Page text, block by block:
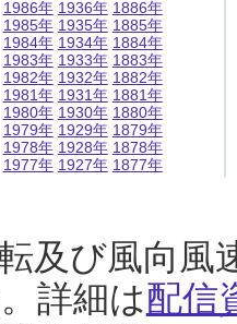
1986年
1985年
1984年
1983年
1982年
1981年
1980年
1979年
1978年
1977年
1936年
1935年
1934年
1933年
1932年
1931年
1930年
1929年
1928年
1927年
1886年
1885年
1884年
1883年
1882年
1881年
1880年
1879年
1878年
1877年
及び風向風
詳細は配信